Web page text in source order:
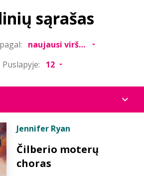
sąrašas
Puslapyje:
Jennifer Ryan
Čilberio moterų
choras